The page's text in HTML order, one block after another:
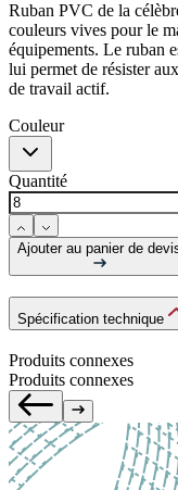
Ruban PVC de la
couleurs vives pour le
équipements. Le ruban
lui permet de résister
de travail actif.
Couleur
Quantité
Ajouter au panier de
Spécification technique
Produits connexes
Produits connexes